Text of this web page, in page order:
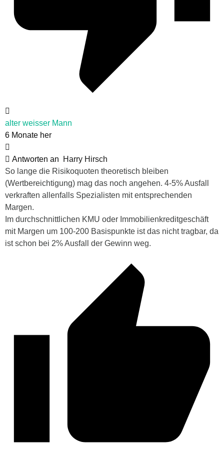
alter weisser Mann
6 Monate her
Antworten an
Harry Hirsch
So lange die Risikoquoten theoretisch bleiben
(Wertbereichtigung) mag das noch angehen. 4-5% Ausfall
verkraften allenfalls Spezialisten mit entsprechenden
Margen.
Im durchschnittlichen KMU oder Immobilienkreditgeschäft
mit Margen um 100-200 Basispunkte ist das nicht tragbar, da
ist schon bei 2% Ausfall der Gewinn weg.